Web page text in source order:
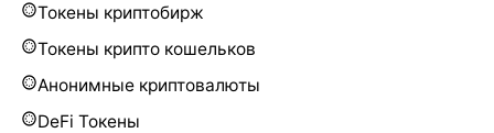
Токены криптобирж
Токены крипто кошельков
Анонимные криптовалюты
DeFi Токены